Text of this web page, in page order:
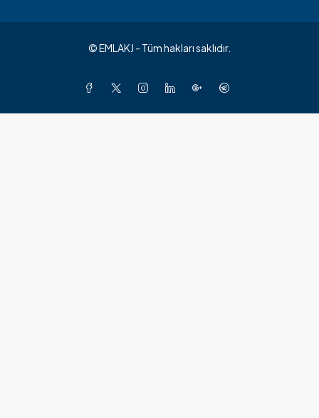
© EMLAKJ - Tüm hakları saklıdır.